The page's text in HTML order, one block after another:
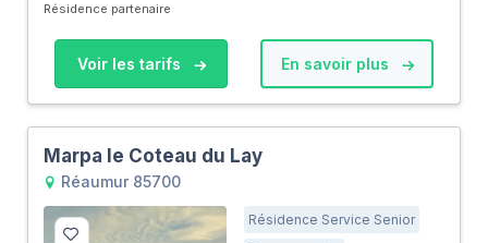
Résidence partenaire
Voir les tarifs En savoir plus
Marpa le Coteau du Lay
Réaumur 85700
Résidence Service Senior